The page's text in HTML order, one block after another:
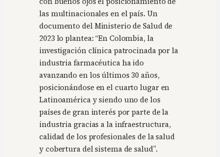
las multinacionales en el país. Un
documento del Ministerio de Salud de
2023 lo plantea: “En Colombia, la
investigación clínica patrocinada por la
industria farmacéutica ha ido
avanzando en los últimos 30 años,
posicionándose en el cuarto lugar en
Latinoamérica y siendo uno de los
países de gran interés por parte de la
industria gracias a la infraestructura,
calidad de los profesionales de la salud
y cobertura del sistema de salud”.